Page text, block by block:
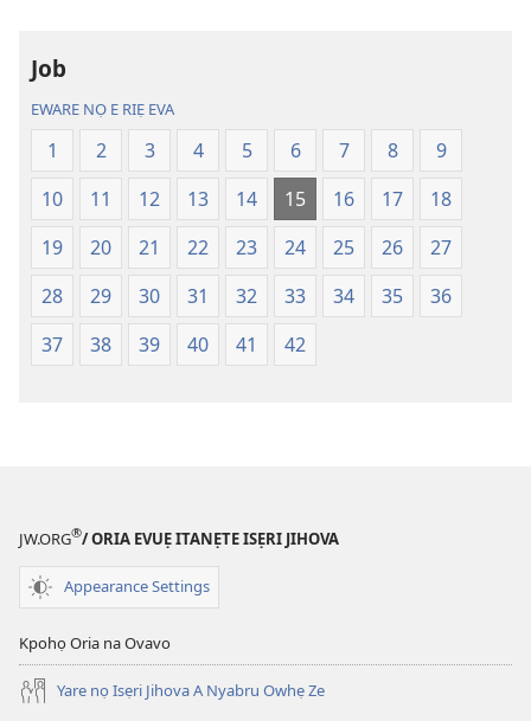
Ọkpokpọ
ọrọ
Ikereakere
Efuafo
Na
(Onọ
wariẹ
Na
(Onọ
a
wariẹ
evaọ
2013)
Job
EWARE NỌ E RIẸ EVA
1 2 3 4 5 6 7 8
9
10
11 12 13 14 15 16 17
18
19
20 21 22 23 24 25 26
27
28
29 30 31 32 33 34 35
36
37
38 39 40 41 42
JW.ORG®/ ORIA EVUẸ ITANẸTE ISẸRI JIHOVA
Appearance Settings
Kpohọ Oria na Ovavo
Yare nọ Isẹri Jihova A Nyabru Owhẹ Ze